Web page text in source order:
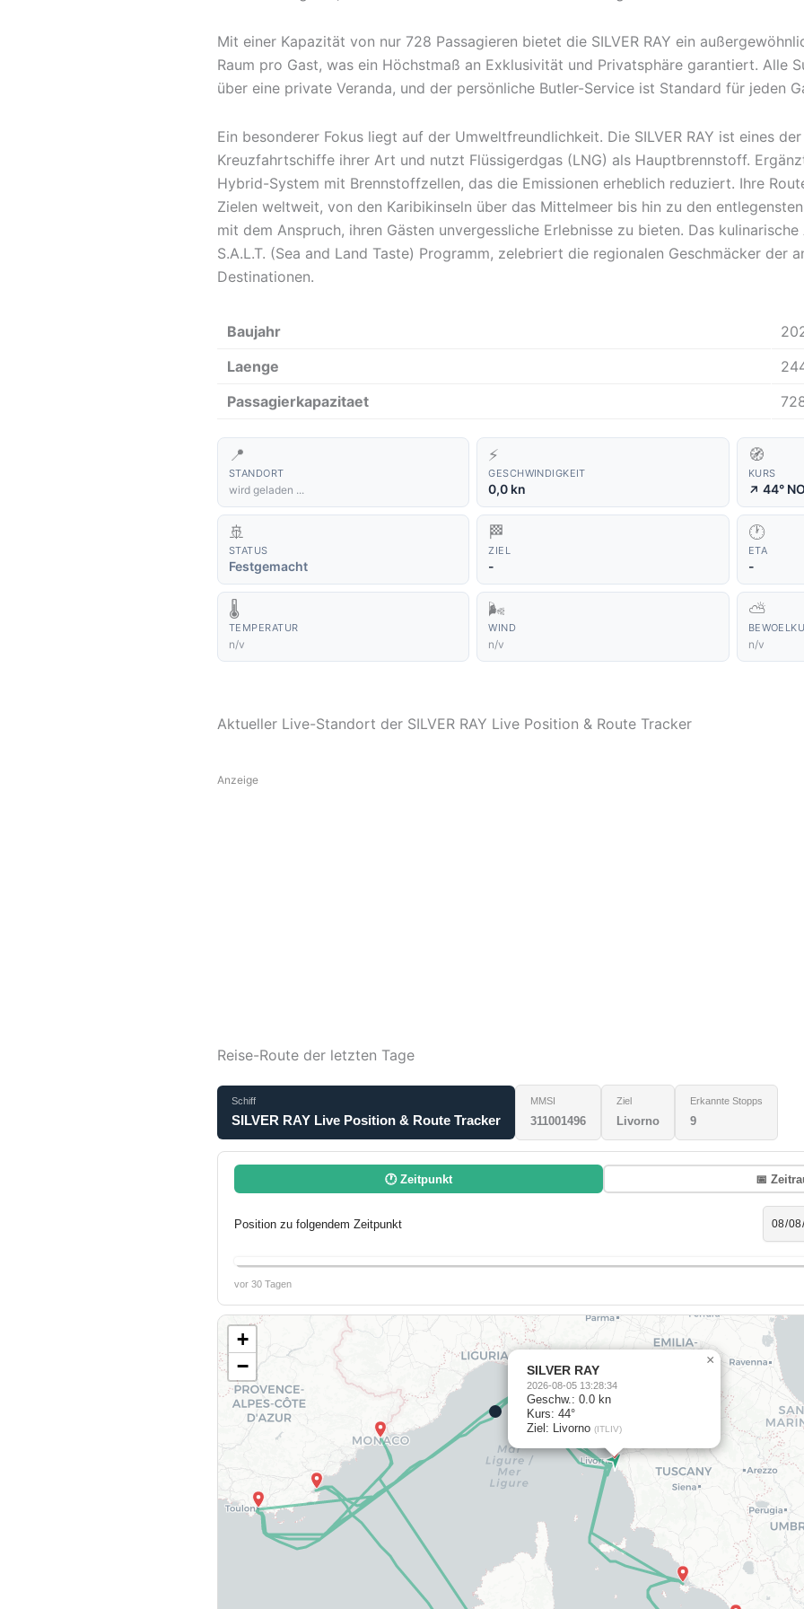
Mit einer Kapazität von nur 728 Passagieren bietet die SILVER RAY ein
Raum pro Gast, was ein Höchstmaß an Exklusivität und Privatsphäre garantiert. Alle
über eine private Veranda, und der persönliche Butler-Service ist Standard für jeden
Ein besonderer Fokus liegt auf der Umweltfreundlichkeit. Die SILVER RAY ist eines
Kreuzfahrtschiffe ihrer Art und nutzt Flüssigerdgas (LNG) als Hauptbrennstoff.
Hybrid-System mit Brennstoffzellen, das die Emissionen erheblich reduziert. Ihre
Zielen weltweit, von den Karibikinseln über das Mittelmeer bis hin zu den
mit dem Anspruch, ihren Gästen unvergessliche Erlebnisse zu bieten. Das
S.A.L.T. (Sea and Land Taste) Programm, zelebriert die regionalen Geschmäcker der
Destinationen.
Baujahr
Laenge
Passagierkapazitaet
📍
STANDORT
wird geladen ...
⚡
GESCHWINDIGKEIT
0,0 kn
🧭
KURS
↑44°
🚢
STATUS
Festgemacht
🏁
ZIEL
-
🕐
ETA
-
🌡️
TEMPERATUR
n/v
🌬️
WIND
n/v
⛅
n/v
Aktueller Live-Standort der SILVER RAY Live Position & Route Tracker
Anzeige
Reise-Route der letzten Tage
Schiff
SILVER RAY Live Position & Route Tracker
MMSI
311001496
Ziel
Livorno
Erkannte Stopps
9
🕐 Zeitpunkt 📅
Position zu folgendem Zeitpunkt
vor 30 Tagen
SILVER RAY
2026-08-05 13:28:34
Geschw.: 0.0 kn
Kurs: 44°
Ziel: Livorno (ITLIV)
×
+
−